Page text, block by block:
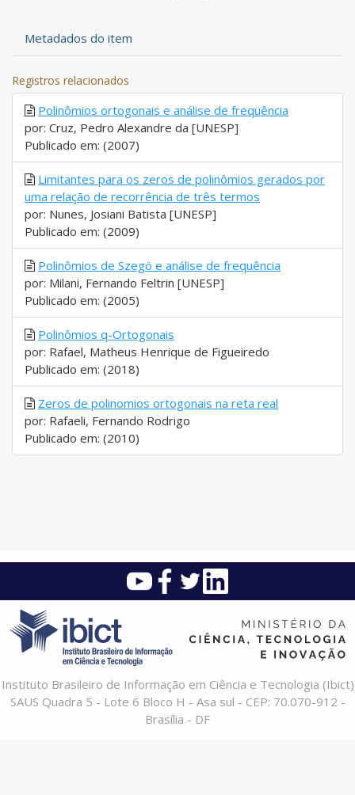
Metadados do item
Registros relacionados
Polinômios ortogonais e análise de freqüência
por: Cruz, Pedro Alexandre da [UNESP]
Publicado em: (2007)
Limitantes para os zeros de polinômios gerados por
uma relação de recorrência de três termos
por: Nunes, Josiani Batista [UNESP]
Publicado em: (2009)
Polinômios de Szegö e análise de frequência
por: Milani, Fernando Feltrin [UNESP]
Publicado em: (2005)
Polinômios q-Ortogonais
por: Rafael, Matheus Henrique de Figueiredo
Publicado em: (2018)
Zeros de polinomios ortogonais na reta real
por: Rafaeli, Fernando Rodrigo
Publicado em: (2010)
Instituto Brasileiro de Informação em Ciência e Tecnologia (Ibict)
SAUS Quadra 5 - Lote 6 Bloco H - Asa sul - CEP: 70.070-912 -
Brasília - DF